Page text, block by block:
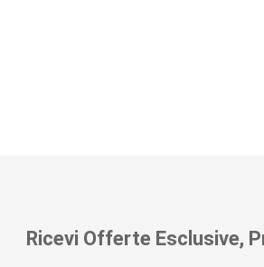
Ricevi Offerte Esclusive,